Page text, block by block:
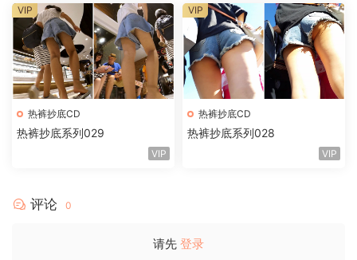
热裤抄底CD
热裤抄底系列029
VIP
VIP
热裤抄底CD
热裤抄底系列028
VIP
VIP
评论 0
请先 登录